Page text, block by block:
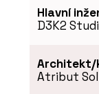
Hlavní
D3K2
Architekt/
Atribut